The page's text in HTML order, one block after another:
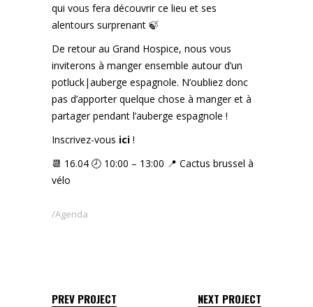
qui vous fera découvrir ce lieu et ses
alentours surprenant 🍃
De retour au Grand Hospice, nous vous
inviterons à manger ensemble autour d’un
potluck|auberge espagnole. N’oubliez donc
pas d’apporter quelque chose à manger et à
partager pendant l’auberge espagnole !
Inscrivez-vous ici !
📆 16.04 🕗 10:00 – 13:00 📍 Cactus brussel à
vélo
Agenda
PREV PROJECT NEXT PROJECT